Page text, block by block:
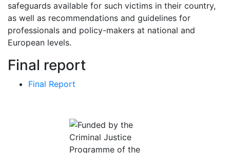
safeguards available for such victims in their country,
as well as recommendations and guidelines for
professionals and policy-makers at national and
European levels.
Final report
Final Report